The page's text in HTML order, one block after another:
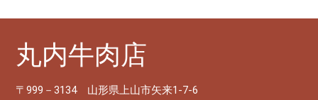
丸内牛肉店
〒999－3134 山形県上山市矢来1-7-6